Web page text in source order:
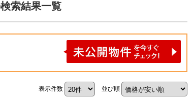
索結果一覧
表示件数 並び順